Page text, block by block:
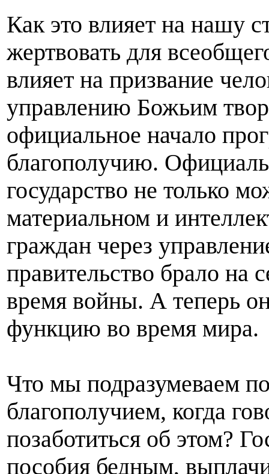
Как это влияет на нашу
жертвовать для
влияет на призвание
управлению Божьим
официальное начало
благополучию.
государство не только
материальном и
граждан через
правительство брало на
время войны. А теперь
функцию во время мира.
Что мы подразумеваем
благополучием, когда
позаботиться об этом?
пособия бедным,